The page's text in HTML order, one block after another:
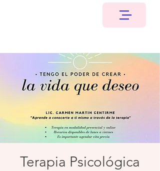
Terapia Psicológica